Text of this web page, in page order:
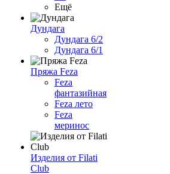
Ещё
Дундага
Дундага 6/2
Дундага 6/1
Пряжа Feza
Feza
фантазийная
Feza лето
Feza
меринос
Изделия от Filati
Club